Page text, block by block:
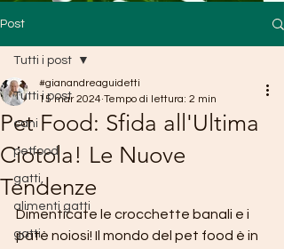
Post
Tutti i post
cani
petfood
gatti,
alimenti gatti
gatti
Tutti i post
Pet Food: Sfida all'Ultima
Ciotola! Le Nuove
Tendenze
#gianandreaguidetti
15 mar 2024 Tempo di lettura: 2 min
Dimenticate le crocchette banali e i
patè noiosi! Il mondo del pet food è in